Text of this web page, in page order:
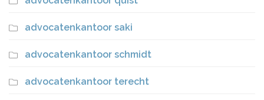
advocatenkantoor saki
advocatenkantoor schmidt
advocatenkantoor terecht